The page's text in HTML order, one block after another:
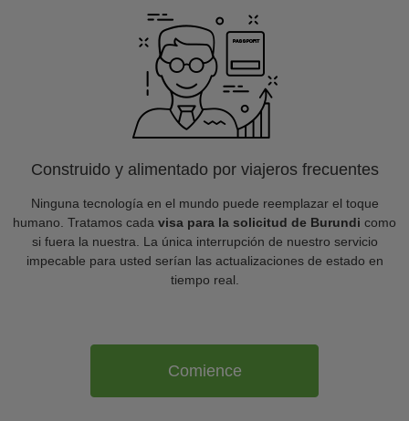
Construido y alimentado por viajeros frecuentes
Ninguna tecnología en el mundo puede reemplazar el toque
humano. Tratamos cada visa para la solicitud de Burundi como
si fuera la nuestra. La única interrupción de nuestro servicio
impecable para usted serían las actualizaciones de estado en
tiempo real.
Comience